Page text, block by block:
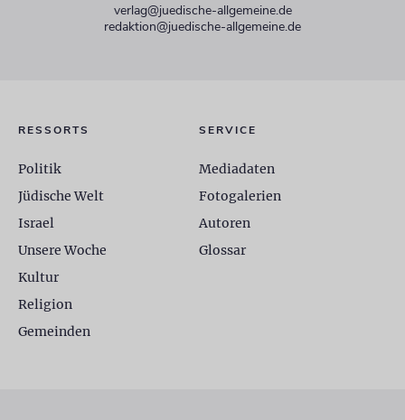
verlag@juedische-allgemeine.de
redaktion@juedische-allgemeine.de
RESSORTS
Politik
Jüdische Welt
Israel
Unsere Woche
Kultur
Religion
Gemeinden
SERVICE
Mediadaten
Fotogalerien
Autoren
Glossar